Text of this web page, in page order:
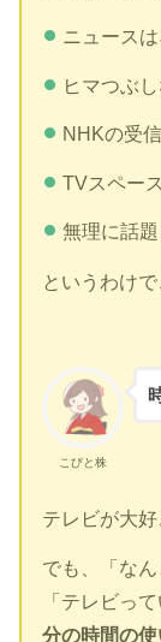
ニュース
ヒマつぶ
NHKの受
TVスペー
無理に話
というわけで
こびと株
テレビが大
でも、「な
「テレビっ
分の時間の